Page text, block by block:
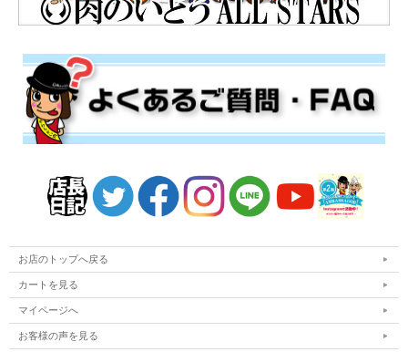
お店のトップへ戻る
カートを見る
マイページへ
お客様の声を見る